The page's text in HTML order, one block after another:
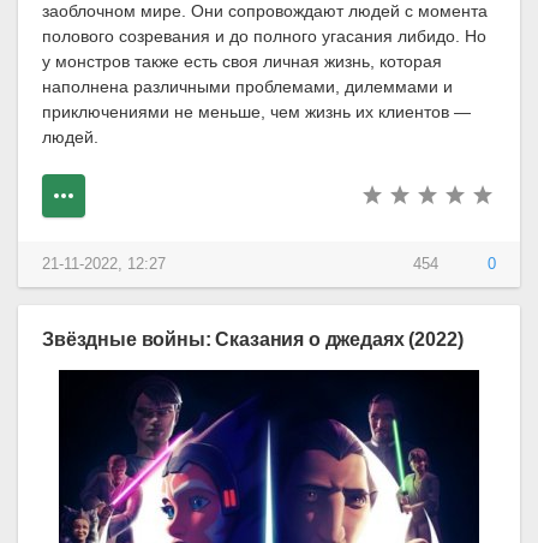
заоблочном мире. Они сопровождают людей с момента
полового созревания и до полного угасания либидо. Но
у монстров также есть своя личная жизнь, которая
наполнена различными проблемами, дилеммами и
приключениями не меньше, чем жизнь их клиентов —
людей.
454 0
21-11-2022, 12:27
Звёздные войны: Сказания о джедаях (2022)